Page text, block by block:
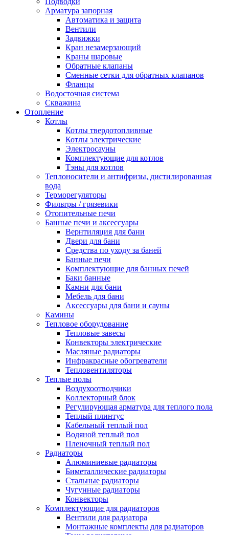
Арматура запорная
Автоматика и защита
Вентили
Задвижки
Кран незамерзающий
Краны шаровые
Обратные клапаны
Сменные сетки для обратных клапанов
Фланцы
Водосточная система
Скважина
Отопление
Котлы
Котлы твердотопливные
Котлы электрические
Электросауны
Комплектующие для котлов
Тэны для котлов
Теплоносители и антифризы, дистилированная
вода
Терморегуляторы
Фильтры / грязевики
Отопительные печи
Банные печи и аксессуары
Вернтиляция для бани
Двери для бани
Средства по уходу за баней
Банные печи
Комплектующие для банных печей
Баки банные
Камни для бани
Мебель для бани
Аксессуары для бани и сауны
Камины
Тепловое оборудование
Тепловые завесы
Конвекторы электрические
Масляные радиаторы
Инфракрасные обогреватели
Тепловентиляторы
Теплые полы
Воздухоотводчики
Коллекторный блок
Регулирующая арматура для теплого пола
Теплый плинтус
Кабельный теплый пол
Водяной теплый пол
Пленочный теплый пол
Радиаторы
Алюминиевые радиаторы
Биметаллические радиаторы
Стальные радиаторы
Чугунные радиаторы
Конвекторы
Комплектующие для радиаторов
Вентили для радиатора
Монтажные комплекты для радиаторов